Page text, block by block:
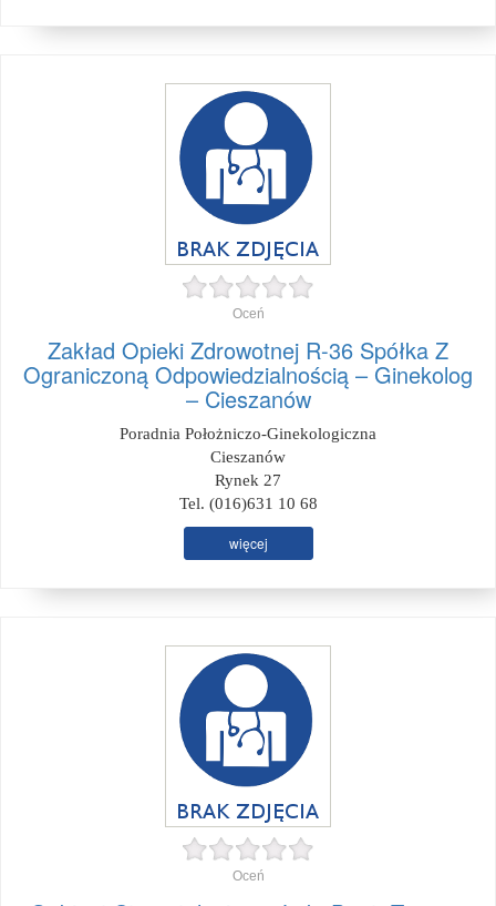
Oceń
Zakład Opieki Zdrowotnej R-36 Spółka Z
Ograniczoną Odpowiedzialnością – Ginekolog
– Cieszanów
Poradnia Położniczo-Ginekologiczna
Cieszanów
Rynek 27
Tel. (016)631 10 68
więcej
Oceń